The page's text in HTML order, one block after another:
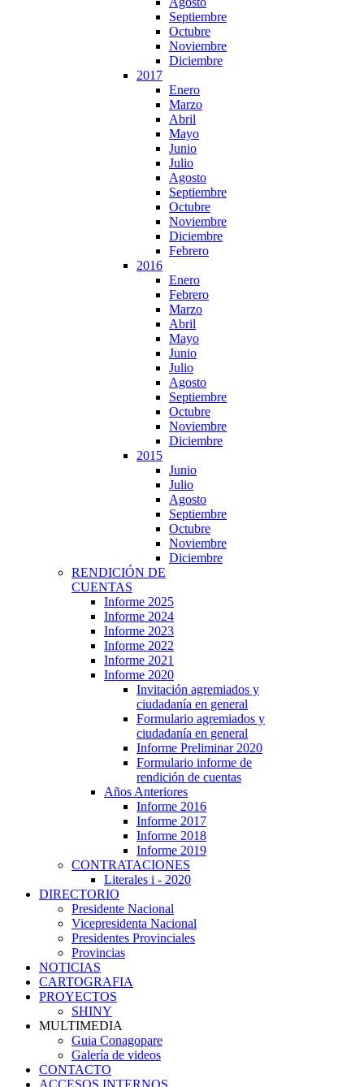
Septiembre
Octubre
Noviembre
Diciembre
2017
Enero
Marzo
Abril
Mayo
Junio
Julio
Agosto
Septiembre
Octubre
Noviembre
Diciembre
Febrero
2016
Enero
Febrero
Marzo
Abril
Mayo
Junio
Julio
Agosto
Septiembre
Octubre
Noviembre
Diciembre
2015
Junio
Julio
Agosto
Septiembre
Octubre
Noviembre
Diciembre
RENDICIÓN DE
CUENTAS
Informe 2025
Informe 2024
Informe 2023
Informe 2022
Informe 2021
Informe 2020
Invitación agremiados y
ciudadanía en general
Formulario agremiados y
ciudadanía en general
Informe Preliminar 2020
Formulario informe de
rendición de cuentas
Años Anteriores
Informe 2016
Informe 2017
Informe 2018
Informe 2019
CONTRATACIONES
Literales i - 2020
DIRECTORIO
Presidente Nacional
Vicepresidenta Nacional
Presidentes Provinciales
Provincias
NOTICIAS
CARTOGRAFIA
PROYECTOS
SHINY
MULTIMEDIA
Guia Conagopare
Galería de videos
CONTACTO
ACCESOS INTERNOS